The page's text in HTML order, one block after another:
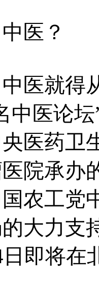
医？
医就得
中医论
医药卫
院承办
农工党
大力支
日即将在